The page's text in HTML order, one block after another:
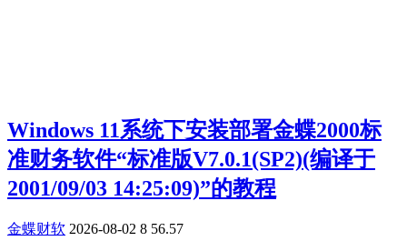
Windows 11系统下安装部署金蝶2000标
准财务软件“标准版V7.0.1(SP2)(编译于
2001/09/03 14:25:09)”的教程
金蝶财软 2026-08-02 8 56.57